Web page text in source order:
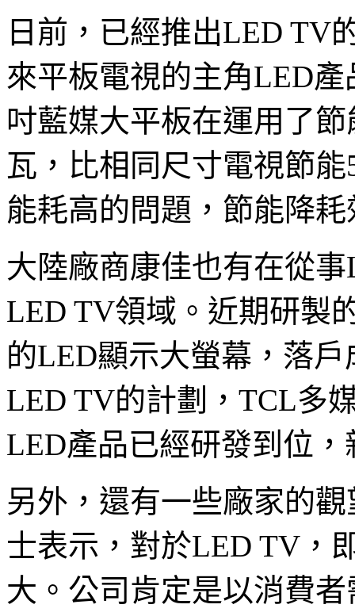
日前，已經推出LED TV
來平板電視的主角LED
吋藍媒大平板在運用了
瓦，比相同尺寸電視節
能耗高的問題，節能降
大陸廠商康佳也有在從
LED TV領域。近期研製
的LED顯示大螢幕，落
LED TV的計劃，TCL多
LED產品已經研發到位
另外，還有一些廠家的
士表示，對於LED TV，
大。公司肯定是以消費